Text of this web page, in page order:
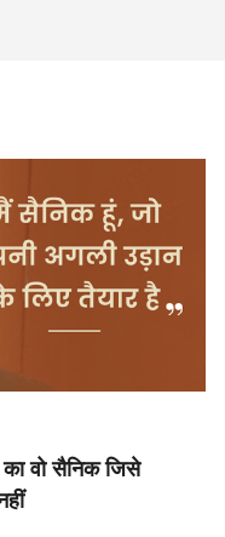
का वो सैनिक जिसे